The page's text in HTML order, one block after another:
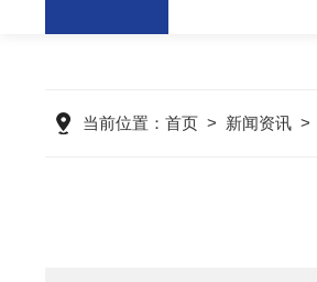
当前位置： 首页> 新闻资讯>